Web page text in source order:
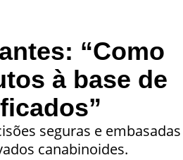
“Como
à base de
seguras e embasadas
canabinoides.